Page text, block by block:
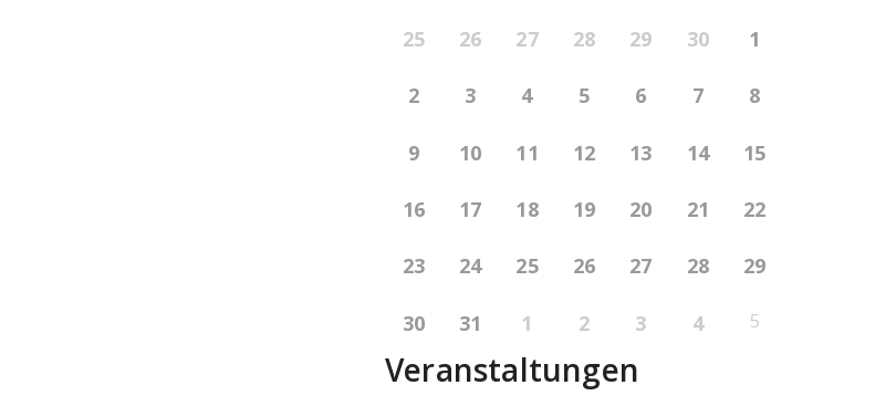
25 26 27 28 29 30 1
2 3 4 5 6 7 8
9 10 11 12 13 14 15
16 17 18 19 20 21 22
23 24 25 26 27 28 29
30 31 1 2 3 4 5
Veranstaltungen